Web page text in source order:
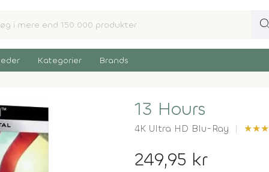
Kategorier Brands
13 Hours
4K Ultra HD Blu-Ray ★★★
249,95 kr